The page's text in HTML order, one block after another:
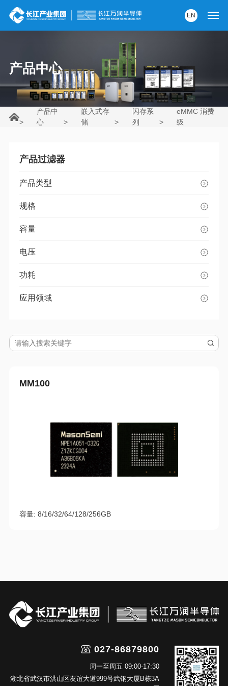
产品中心
解决方案
服务支持
内部AI助手
EN
产品中心
>
产品中
心
>
嵌入式存
储
>
闪存系
列
>
eMMC 消费
级
产品过滤器
产品类型
规格
容量
电压
功耗
应用领域
MM100
容量: 8/16/32/64/128/256GB
027-86879800
周一至周五 09:00-17:30
湖北省武汉市洪山区友谊大道999号武钢大厦B栋3A